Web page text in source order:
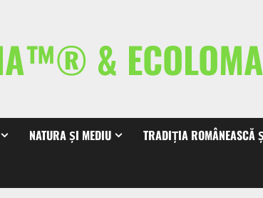
&
NATURA ȘI MEDIU TRADIȚIA ROMÂNEASCĂ